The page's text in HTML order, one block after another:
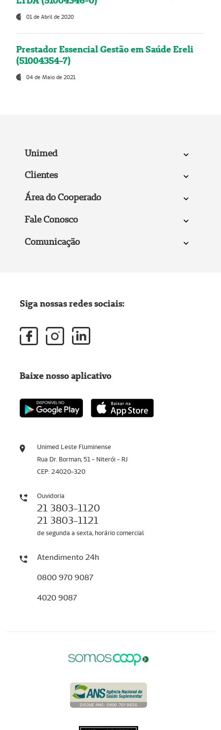
01 de Abril de 2020
Prestador Essencial Gestão em Saúde Ereli
(51004354-7)
04 de Maio de 2021
Unimed
Clientes
Área do Cooperado
Fale Conosco
Comunicação
Unimed Leste Fluminense
Rua Dr. Borman, 51 - Niterói - RJ
CEP: 24020-320
Ouvidoria
21 3803-1120
21 3803-1121
de segunda a sexta, horário comercial
Atendimento 24h
0800 970 9087
4020 9087
Siga nossas redes sociais:
Baixe nosso aplicativo